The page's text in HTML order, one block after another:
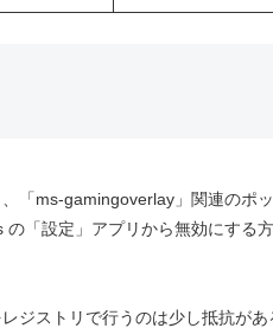
「ms-gamingoverlay」関連のポ
の「設定」アプリから無効にする
ジストリで行うのは少し抵抗が